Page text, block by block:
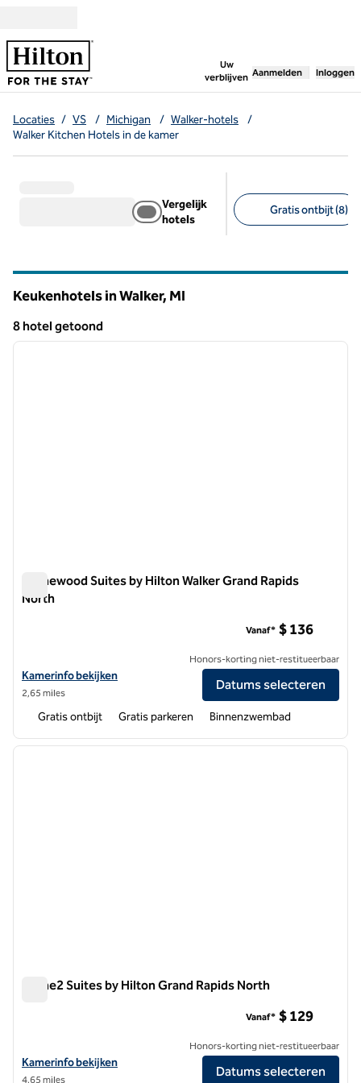
Uw
verblijven
, opent nieuw
Aanmelden Inloggen
Locaties / VS / Michigan / Walker-hotels
/
Walker Kitchen Hotels in de kamer
Vergelijk
hotels
Gratis ontbijt (8)
Keukenhotels in Walker, MI
8 hotel getoond
8 hotel getoond
1 van 9
Homewood Suites by Hilton Walker Grand Rapids
North
Bekijk hoteldetails voor Homewood Suites by Hilton Walker Grand
Kamerinfo bekijken
2,65 miles
Vanaf* $ 136
Honors-korting niet-restitueerbaar
Datums selecteren
Gratis ontbijt Gratis parkeren Binnenzwembad
1 van 12
Home2 Suites by Hilton Grand Rapids North
Bekijk hoteldetails voor Home2 Suites by Hilton Grand Rapids North
Kamerinfo bekijken
4,65 miles
Vanaf* $ 129
Honors-korting niet-restitueerbaar
Datums selecteren